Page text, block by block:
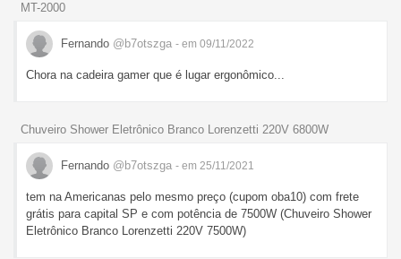
MT-2000
Fernando @b7otszga - em 09/11/2022
Chora na cadeira gamer que é lugar ergonômico...
Chuveiro Shower Eletrônico Branco Lorenzetti 220V 6800W
Fernando @b7otszga - em 25/11/2021
tem na Americanas pelo mesmo preço (cupom oba10) com frete
grátis para capital SP e com potência de 7500W (Chuveiro Shower
Eletrônico Branco Lorenzetti 220V 7500W)